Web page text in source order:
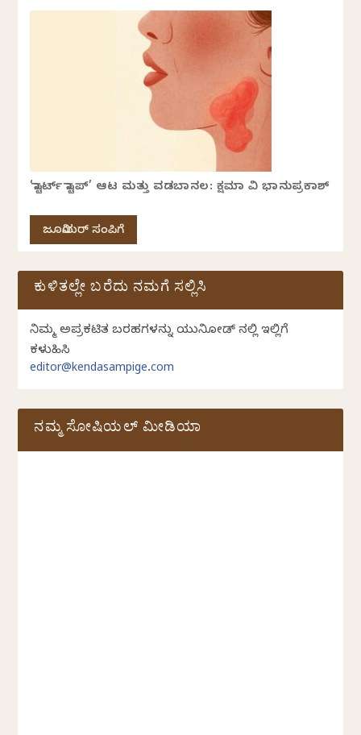
‘ಸ್ಟಾರ್ಟ್ ಸ್ಟಾಪ್’ ಆಟ ಮತ್ತು ವಡಬಾನಲ: ಕ್ಷಮಾ ವಿ ಭಾನುಪ್ರಕಾಶ್
ಜೂನಿಯರ್ ಸಂಪಿಗೆ
ಕುಳಿತಲ್ಲೇ ಬರೆದು ನಮಗೆ ಸಲ್ಲಿಸಿ
ನಿಮ್ಮ ಅಪ್ರಕಟಿತ ಬರಹಗಳನ್ನು ಯುನಿಕೋಡ್ ನಲ್ಲಿ ಇಲ್ಲಿಗೆ
ಕಳುಹಿಸಿ
editor@kendasampige.com
ನಮ್ಮ ಸೋಷಿಯಲ್‌ ಮೀಡಿಯಾ